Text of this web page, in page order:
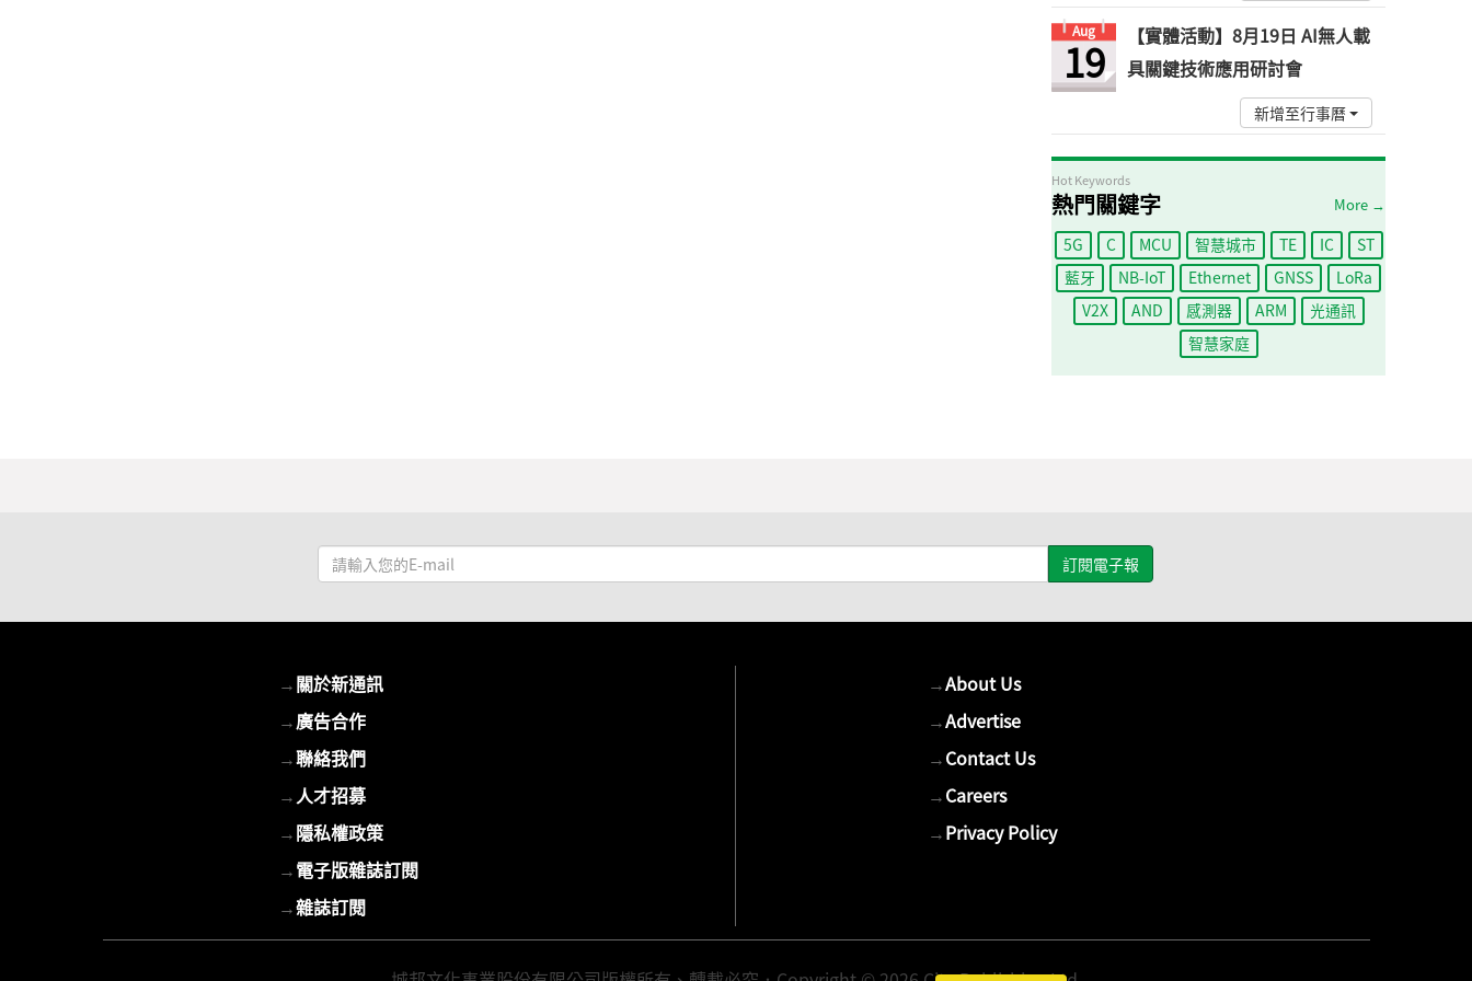
Aug
19
【實體活動】8月19日 AI無人載
具關鍵技術應用研討會
新增至行事曆
Hot Keywords
熱門關鍵字 More →
5G C MCU 智慧城市 TE IC
ST
藍牙
NB-IoT Ethernet GNSS
LoRa
V2X
AND 感測器 ARM
光通訊
智慧家庭
請
輸
E-
mail
→關於新通訊
→廣告合作
→聯絡我們
→人才招募
→隱私權政策
→電子版雜誌訂閱
→雜誌訂閱
→About Us
→Advertise
→Contact Us
→Careers
→Privacy Policy